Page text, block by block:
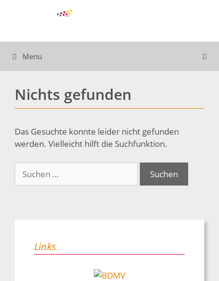
Menü
Nichts gefunden
Das Gesuchte konnte leider nicht gefunden
werden. Vielleicht hilft die Suchfunktion.
nach:
Links